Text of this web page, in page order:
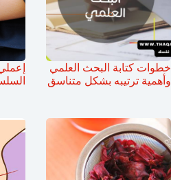
خطوات كتابة البحث العلمي
وأهمية ترتيبه بشكل متناسق